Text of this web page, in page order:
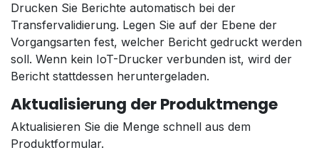
Drucken Sie Berichte automatisch bei der
Transfervalidierung. Legen Sie auf der Ebene der
Vorgangsarten fest, welcher Bericht gedruckt werden
soll. Wenn kein IoT-Drucker verbunden ist, wird der
Bericht stattdessen heruntergeladen.
Aktualisierung der Produktmenge
Aktualisieren Sie die Menge schnell aus dem
Produktformular.